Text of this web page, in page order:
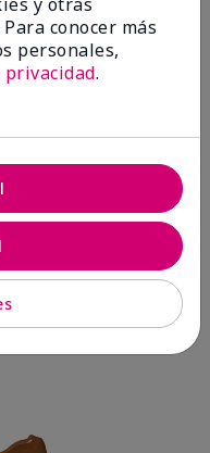
conocer más
personales,
privacidad.